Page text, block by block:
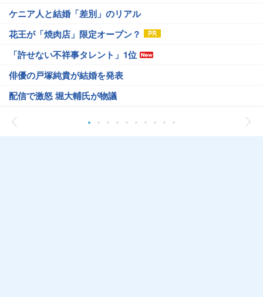
ケニア人と結婚「差別」のリアル
花王が「焼肉店」限定オープン？
「許せない不祥事タレント」1位
俳優の戸塚純貴が結婚を発表
配信で激怒 堀大輔氏が物議